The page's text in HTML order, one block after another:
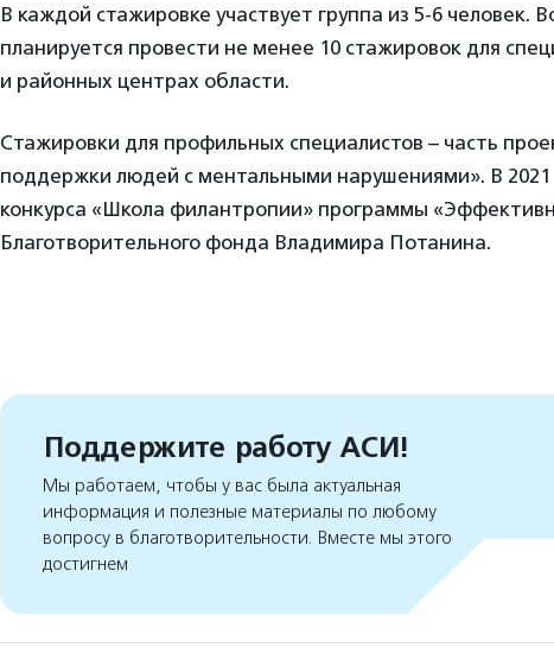
В каждой стажировке участвует группа из 5-6 человек.
планируется провести не менее 10 стажировок для
и районных центрах области.
Стажировки для профильных специалистов – часть
поддержки людей с ментальными нарушениями». В
конкурса «Школа филантропии» программы
Благотворительного фонда Владимира Потанина.
Поддержите работу АСИ!
Мы работаем, чтобы у вас была актуальная
информация и полезные материалы по любому
вопросу в благотворительности. Вместе мы этого
достигнем